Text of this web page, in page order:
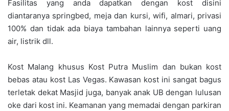
Fasilitas yang anda dapatkan dengan kost disini
diantaranya springbed, meja dan kursi, wifi, almari, privasi
100% dan tidak ada biaya tambahan lainnya seperti uang
air, listrik dll.
Kost Malang khusus Kost Putra Muslim dan bukan kost
bebas atau kost Las Vegas. Kawasan kost ini sangat bagus
terletak dekat Masjid juga, banyak anak UB dengan lulusan
oke dari kost ini. Keamanan yang memadai dengan parkiran